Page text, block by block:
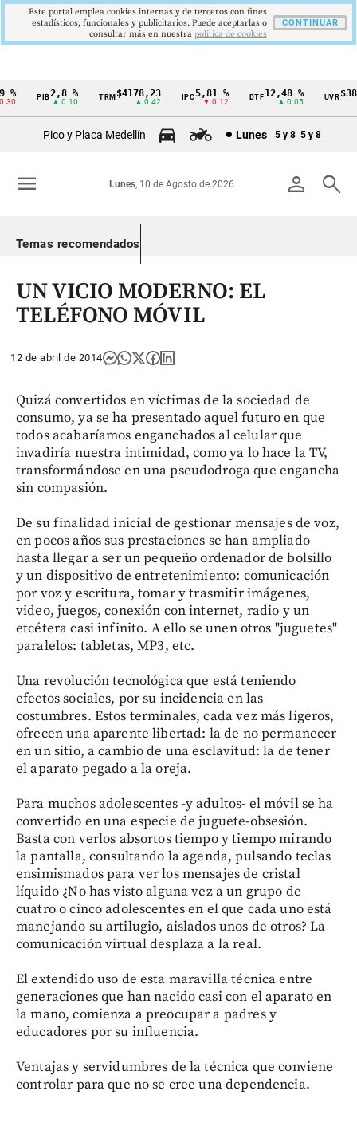
Cintillo
Colombia
PIB2,8 %
▲ 0.10
TRM$4178,23
▲ 0.42
IPC5,81 %
▼ 0.12
DTF12,48 %
▲ 0.05
UVR
Pico y Placa Medellín Lunes 5 y 8 5 y 8
person search
Lunes, 10 de Agosto de 2026
menu
Temas recomendados
UN VICIO MODERNO: EL
TELÉFONO MÓVIL
12 de abril de 2014
Quizá convertidos en víctimas de la sociedad de
consumo, ya se ha presentado aquel futuro en que
todos acabaríamos enganchados al celular que
invadiría nuestra intimidad, como ya lo hace la TV,
transformándose en una pseudodroga que engancha
sin compasión.
De su finalidad inicial de gestionar mensajes de voz,
en pocos años sus prestaciones se han ampliado
hasta llegar a ser un pequeño ordenador de bolsillo
y un dispositivo de entretenimiento: comunicación
por voz y escritura, tomar y trasmitir imágenes,
video, juegos, conexión con internet, radio y un
etcétera casi infinito. A ello se unen otros "juguetes"
paralelos: tabletas, MP3, etc.
Una revolución tecnológica que está teniendo
efectos sociales, por su incidencia en las
costumbres. Estos terminales, cada vez más ligeros,
ofrecen una aparente libertad: la de no permanecer
en un sitio, a cambio de una esclavitud: la de tener
el aparato pegado a la oreja.
Para muchos adolescentes -y adultos- el móvil se ha
convertido en una especie de juguete-obsesión.
Basta con verlos absortos tiempo y tiempo mirando
la pantalla, consultando la agenda, pulsando teclas
ensimismados para ver los mensajes de cristal
líquido ¿No has visto alguna vez a un grupo de
cuatro o cinco adolescentes en el que cada uno está
manejando su artilugio, aislados unos de otros? La
comunicación virtual desplaza a la real.
El extendido uso de esta maravilla técnica entre
generaciones que han nacido casi con el aparato en
la mano, comienza a preocupar a padres y
educadores por su influencia.
Ventajas y servidumbres de la técnica que conviene
controlar para que no se cree una dependencia.
Este portal emplea cookies internas y de terceros con fines
estadísticos, funcionales y publicitarios. Puede aceptarlas o
consultar más en nuestra politica de cookies
CONTINUAR